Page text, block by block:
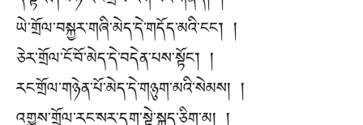
ཡེ་གྲོལ་བསྐྱར་གཞི་མེད་དེ་གདོད་མའི་ངང༌། །
ཅེར་གྲོལ་ངོ་བོ་མེད་དེ་བདེན་པས་སྟོང༌། །
རང་གྲོལ་གཉེན་པོ་མེད་དེ་གཉུག་མའི་སེམས། །